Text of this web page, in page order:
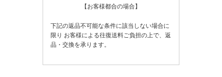
【お客様都合の場合】
下記の返品不可能な条件に該当しない場合に
限り お客様による往復送料ご負担の上で、返
品・交換を承ります。